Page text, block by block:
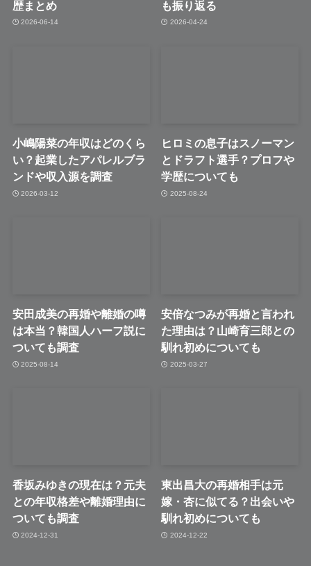
歴まとめ
2026-06-14
も振り返る
2026-04-24
小嶋陽菜の年収はどのくら
い？起業したアパレルブラ
ンドや収入源を調査
2026-03-12
ヒロミの息子はスノーマン
とドラフト選手？プロフや
学歴についても
2025-08-24
安田成美の再婚や離婚の噂
は本当？韓国人ハーフ説に
ついても調査
2025-08-14
安倍なつみが再婚と言われ
た理由は？山崎育三郎との
馴れ初めについても
2025-03-27
香坂みゆきの現在は？元夫
との年収格差や離婚理由に
ついても調査
2024-12-31
東出昌大の再婚相手は元
嫁・杏に似てる？出会いや
馴れ初めについても
2024-12-22